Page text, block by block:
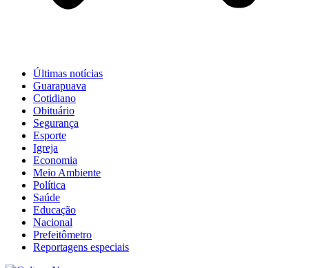
Últimas notícias
Guarapuava
Cotidiano
Obituário
Segurança
Esporte
Igreja
Economia
Meio Ambiente
Política
Saúde
Educação
Nacional
Prefeitômetro
Reportagens especiais